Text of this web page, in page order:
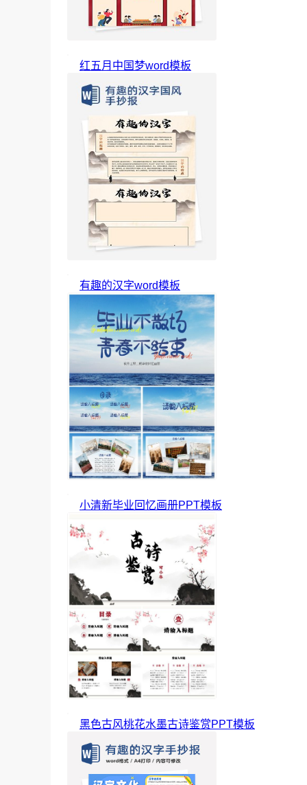
红五月中国梦word模板
有趣的汉字word模板
小清新毕业回忆画册PPT模板
黑色古风桃花水墨古诗鉴赏PPT模板